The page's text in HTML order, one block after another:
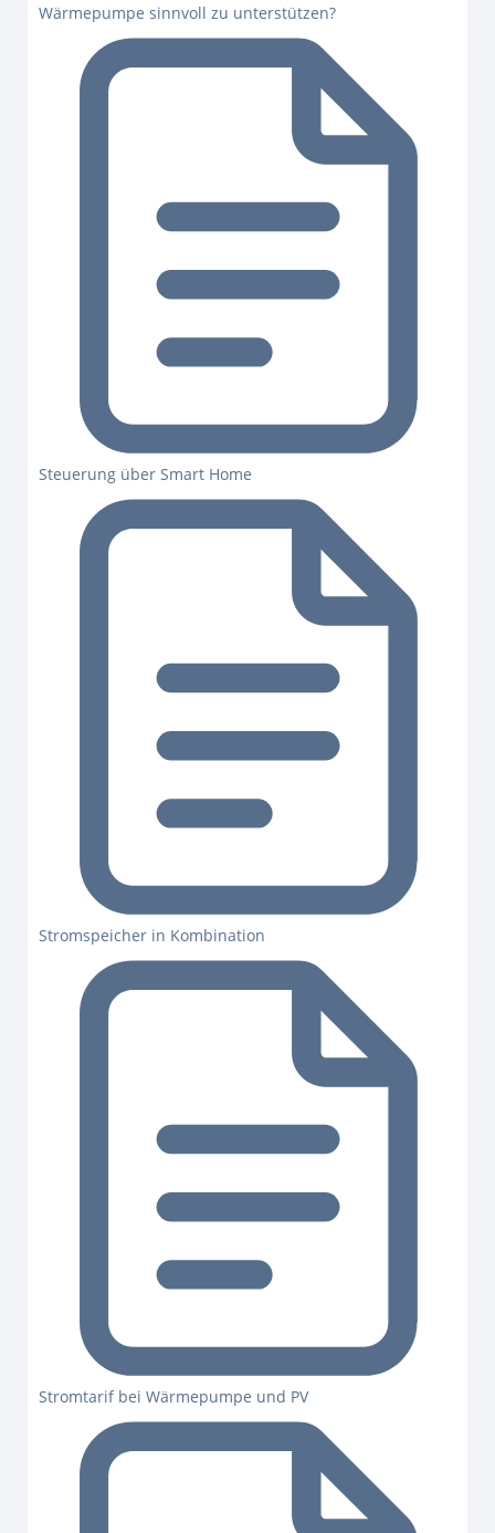
Wärmepumpe sinnvoll zu unterstützen?
Steuerung über Smart Home
Stromspeicher in Kombination
Stromtarif bei Wärmepumpe und PV